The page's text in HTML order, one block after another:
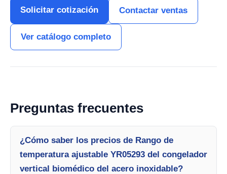
Solicitar cotización Contactar ventas
Ver catálogo completo
Preguntas frecuentes
¿Cómo saber los precios de Rango de
temperatura ajustable YR05293 del congelador
vertical biomédico del acero inoxidable?